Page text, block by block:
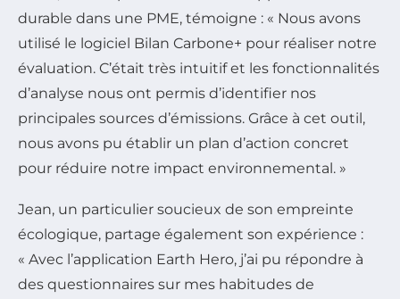
durable dans une PME, témoigne : « Nous avons
utilisé le logiciel Bilan Carbone+ pour réaliser notre
évaluation. C’était très intuitif et les fonctionnalités
d’analyse nous ont permis d’identifier nos
principales sources d’émissions. Grâce à cet outil,
nous avons pu établir un plan d’action concret
pour réduire notre impact environnemental. »
Jean, un particulier soucieux de son empreinte
écologique, partage également son expérience :
« Avec l’application Earth Hero, j’ai pu répondre à
des questionnaires sur mes habitudes de